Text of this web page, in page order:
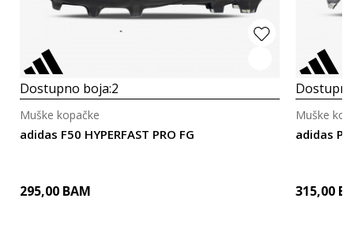
Dostupno boja:2
adidas F50 HYPERFAST PRO FG
Muške kopačke
295,00 BAM
adidas
Muške
315,00